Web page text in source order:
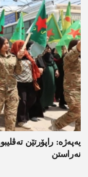
یەپەژە: راپۆرتێن
نەراستن